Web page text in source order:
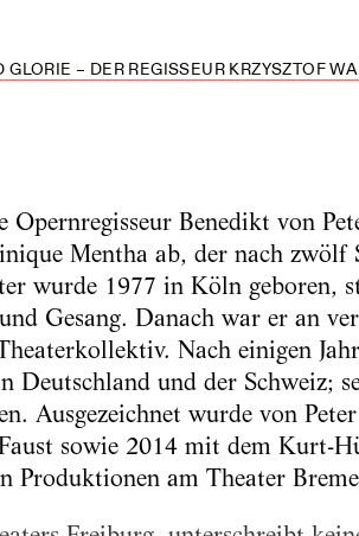
– DER REGISSEUR KRZYSZTOF
Benedikt von
Mentha ab, der nach zwölf
wurde 1977 in Köln geboren,
Gesang. Danach war er an
Nach einigen
Deutschland und der Schweiz;
Ausgezeichnet wurde von
sowie 2014 mit dem Kurt-
Produktionen am Theater